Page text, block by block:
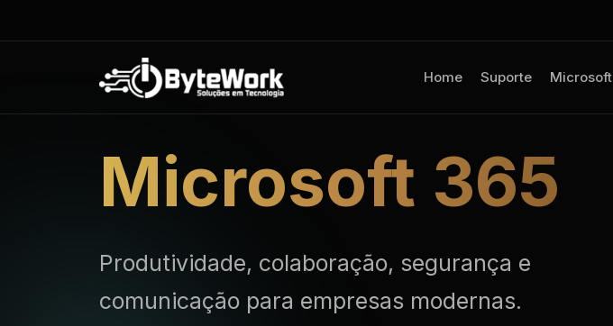
Home Suporte Microsoft
Microsoft 365
Produtividade, colaboração, segurança e
comunicação para empresas modernas.